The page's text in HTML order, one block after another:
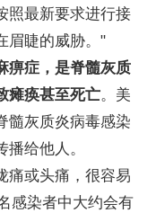
照最新要求进行接
眉睫的威胁。"
痹症，是脊髓灰质
瘫痪甚至死亡。美
髓灰质炎病毒感染
给他人。
痛或头痛，很容易
感染者中大约会有